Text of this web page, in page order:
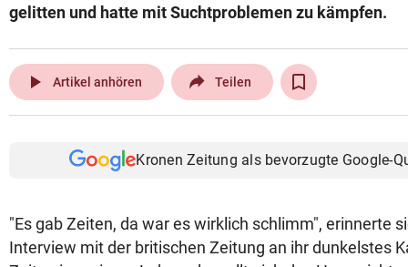
gelitten und hatte mit Suchtproblemen zu kämpfen.
play_arrow Artikel anhören Teilen
Kronen Zeitung als bevorzugte Google-
"Es gab Zeiten, da war es wirklich schlimm", erinnerte
Interview mit der britischen Zeitung an ihr dunkelstes